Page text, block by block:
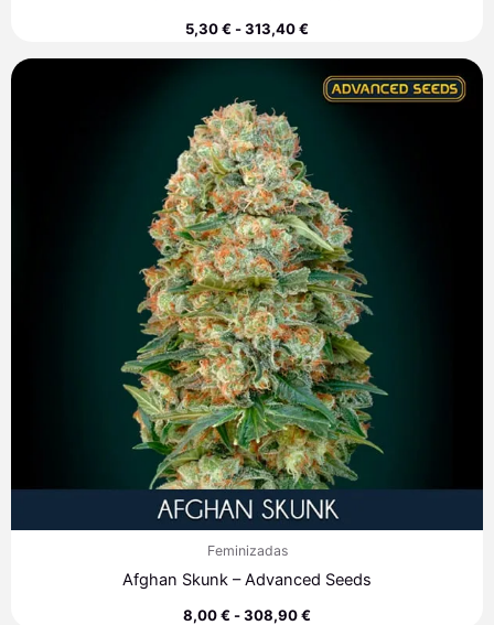
5,30€-313,40€
Feminizadas
Afghan Skunk – Advanced Seeds
8,00€-308,90€
de
precios:
308,90 €